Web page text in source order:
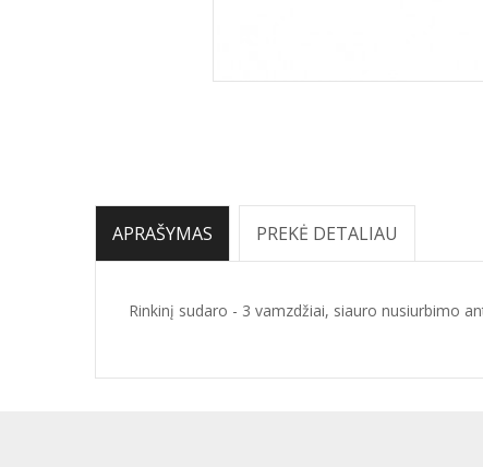
APRAŠYMAS PREKĖ DETALIAU
Rinkinį sudaro - 3 vamzdžiai, siauro nusiurbimo